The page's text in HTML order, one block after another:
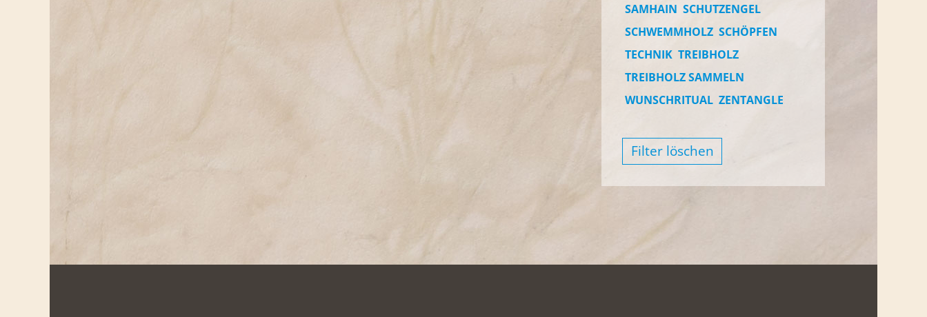
SAMHAIN SCHUTZENGEL
SCHWEMMHOLZ SCHÖPFEN
TECHNIK TREIBHOLZ
TREIBHOLZ SAMMELN
WUNSCHRITUAL ZENTANGLE
Filter löschen